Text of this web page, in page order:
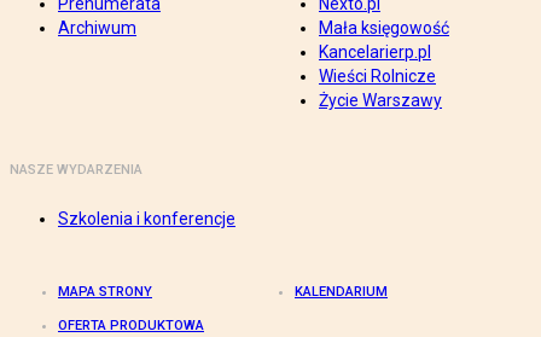
Archiwum
Mała księgowość
Kancelarierp.pl
Wieści Rolnicze
Życie Warszawy
NASZE WYDARZENIA
Szkolenia i konferencje
MAPA STRONY KALENDARIUM
OFERTA PRODUKTOWA